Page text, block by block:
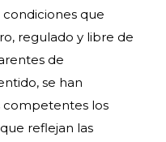
que
regulado y libre de
de
se han
competentes los
reflejan las